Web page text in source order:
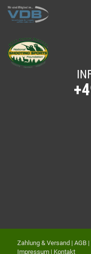
Zahlung & Versand | AGB |
Impressum | Kontakt